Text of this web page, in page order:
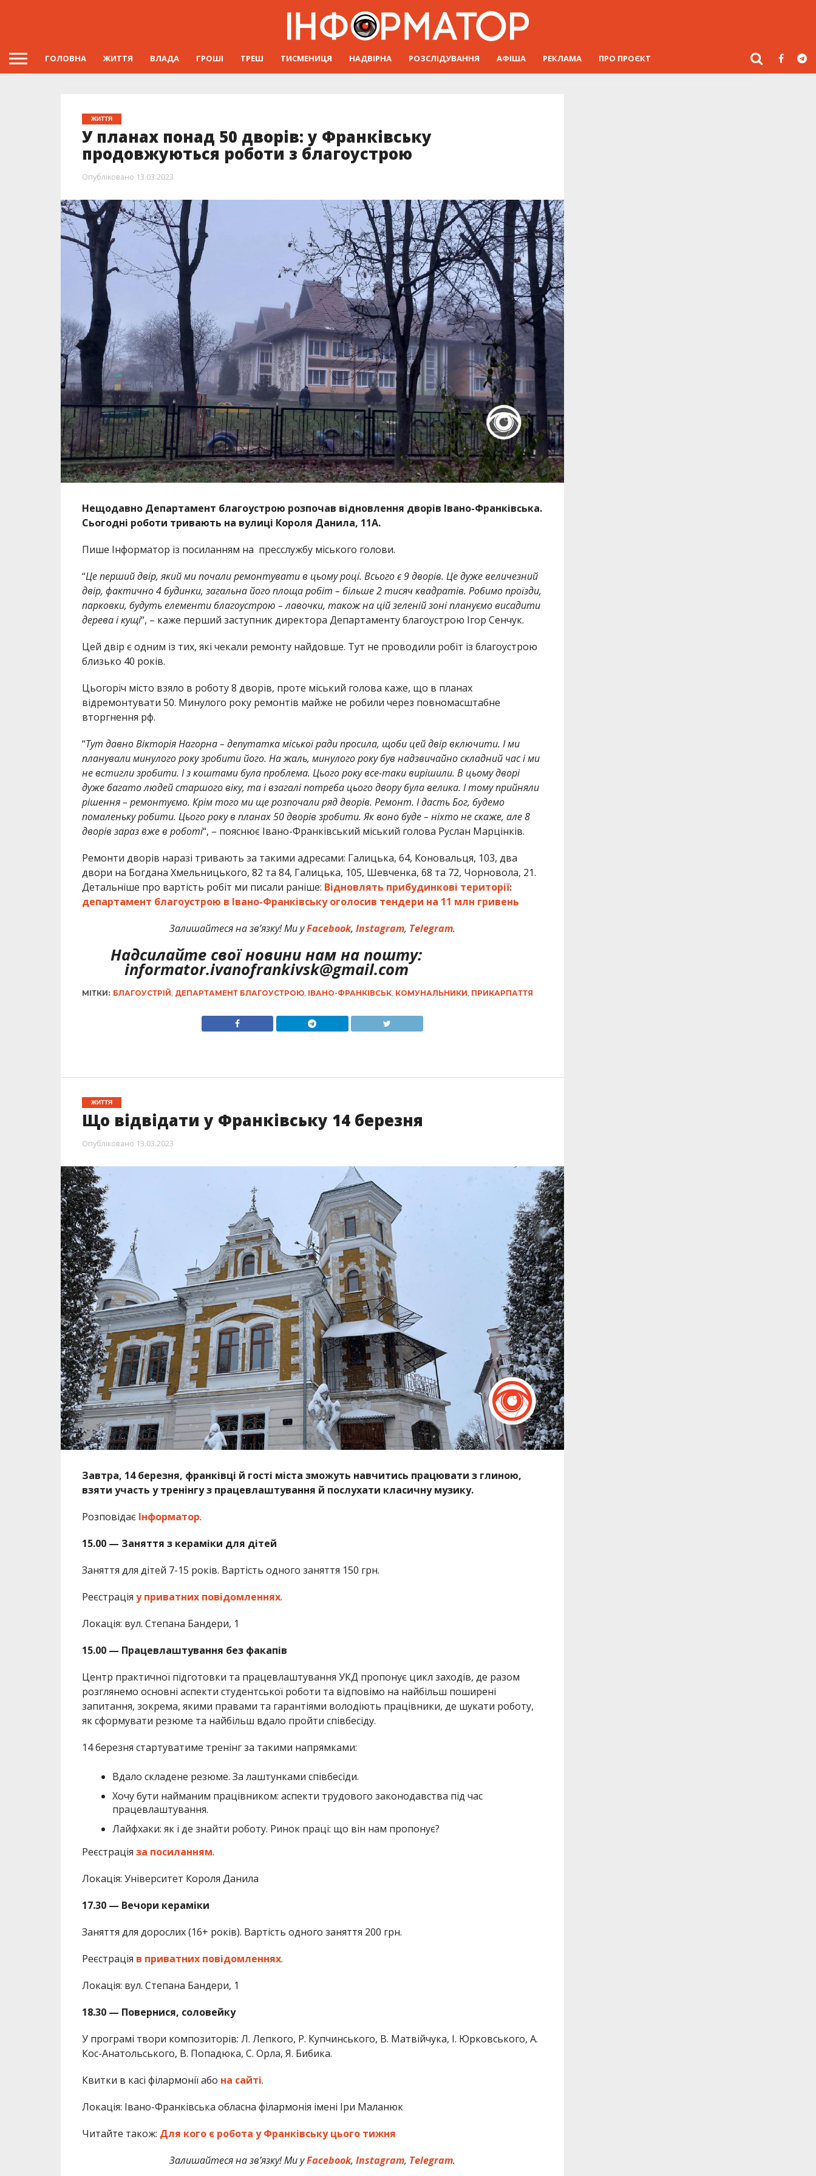
ГОЛОВНА ЖИТТЯ ВЛАДА ГРОШІ ТРЕШ ТИСМЕНИЦЯ НАДВІРНА РОЗСЛІДУВАННЯ АФІША РЕКЛАМА ПРО ПРОЄКТ
ЖИТТЯ
У планах понад 50 дворів: у Франківську
продовжуються роботи з благоустрою
Опубліковано 13.03.2023
Нещодавно Департамент благоустрою розпочав відновлення дворів Івано-Франківська.
Сьогодні роботи тривають на вулиці Короля Данила, 11А.
Пише Інформатор із посиланням на пресслужбу міського голови.
“Це перший двір, який ми почали ремонтувати в цьому році. Всього є 9 дворів. Це дуже величезний
двір, фактично 4 будинки, загальна його площа робіт – більше 2 тисяч квадратів. Робимо проїзди,
парковки, будуть елементи благоустрою – лавочки, також на цій зеленій зоні плануємо висадити
дерева і кущі“, – каже перший заступник директора Департаменту благоустрою Ігор Сенчук.
Цей двір є одним із тих, які чекали ремонту найдовше. Тут не проводили робіт із благоустрою
близько 40 років.
Цьогоріч місто взяло в роботу 8 дворів, проте міський голова каже, що в планах
відремонтувати 50. Минулого року ремонтів майже не робили через повномасштабне
вторгнення рф.
“Тут давно Вікторія Нагорна – депутатка міської ради просила, щоби цей двір включити. І ми
планували минулого року зробити його. На жаль, минулого року був надзвичайно складний час і ми
не встигли зробити. І з коштами була проблема. Цього року все-таки вирішили. В цьому дворі
дуже багато людей старшого віку, та і взагалі потреба цього двору була велика. І тому прийняли
рішення – ремонтуємо. Крім того ми ще розпочали ряд дворів. Ремонт. І дасть Бог, будемо
помаленьку робити. Цього року в планах 50 дворів зробити. Як воно буде – ніхто не скаже, але 8
дворів зараз вже в роботі“, – пояснює Івано-Франківський міський голова Руслан Марцінків.
Ремонти дворів наразі тривають за такими адресами: Галицька, 64, Коновальця, 103, два
двори на Богдана Хмельницького, 82 та 84, Галицька, 105, Шевченка, 68 та 72, Чорновола, 21.
Детальніше про вартість робіт ми писали раніше: Відновлять прибудинкові території:
департамент благоустрою в Івано-Франківську оголосив тендери на 11 млн гривень
Залишайтеся на зв’язку! Ми уFacebook, Instagram, Telegram.
Надсилайте свої новини нам на пошту:
informator.ivanofrankivsk@gmail.com
МІТКИ: БЛАГОУСТРІЙ, ДЕПАРТАМЕНТ БЛАГОУСТРОЮ, ІВАНО-ФРАНКІВСЬК, КОМУНАЛЬНИКИ, ПРИКАРПАТТЯ
ЖИТТЯ
Що відвідати у Франківську 14 березня
Опубліковано 13.03.2023
Завтра, 14 березня, франківці й гості міста зможуть навчитись працювати з глиною,
взяти участь у тренінгу з працевлаштування й послухати класичну музику.
Розповідає Інформатор.
15.00 — Заняття з кераміки для дітей
Заняття для дітей 7-15 років. Вартість одного заняття 150 грн.
Реєстрація у приватних повідомленнях.
Локація: вул. Степана Бандери, 1
15.00 — Працевлаштування без факапів
Центр практичної підготовки та працевлаштування УКД пропонує цикл заходів, де разом
розглянемо основні аспекти студентської роботи та відповімо на найбільш поширені
запитання, зокрема, якими правами та гарантіями володіють працівники, де шукати роботу,
як сформувати резюме та найбільш вдало пройти співбесіду.
14 березня стартуватиме тренінг за такими напрямками:
Вдало складене резюме. За лаштунками співбесіди.
Хочу бути найманим працівником: аспекти трудового законодавства під час
працевлаштування.
Лайфхаки: як і де знайти роботу. Ринок праці: що він нам пропонує?
Реєстрація за посиланням.
Локація: Університет Короля Данила
17.30 — Вечори кераміки
Заняття для дорослих (16+ років). Вартість одного заняття 200 грн.
Реєстрація в приватних повідомленнях.
Локація: вул. Степана Бандери, 1
18.30 — Повернися, соловейку
У програмі твори композиторів: Л. Лепкого, Р. Купчинського, В. Матвійчука, І. Юрковського, А.
Кос-Анатольського, В. Попадюка, С. Орла, Я. Бибика.
Квитки в касі філармонії або на сайті.
Локація: Івано-Франківська обласна філармонія імені Іри Маланюк
Читайте також: Для кого є робота у Франківську цього тижня
Залишайтеся на зв’язку! Ми уFacebook, Instagram, Telegram.